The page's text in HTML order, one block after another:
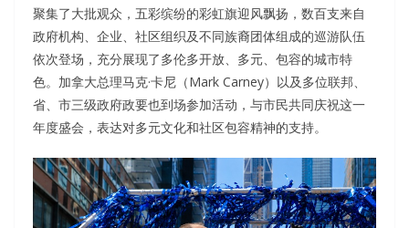
聚集了大批观众，五彩缤纷的彩虹旗迎风飘扬，数百支来自
政府机构、企业、社区组织及不同族裔团体组成的巡游队伍
依次登场，充分展现了多伦多开放、多元、包容的城市特
色。加拿大总理马克·卡尼（Mark Carney）以及多位联邦、
省、市三级政府政要也到场参加活动，与市民共同庆祝这一
年度盛会，表达对多元文化和社区包容精神的支持。